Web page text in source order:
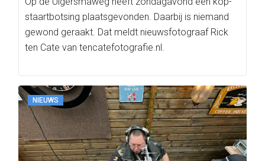
staartbotsing plaatsgevonden. Daarbij is niemand
gewond geraakt. Dat meldt nieuwsfotograaf Rick
ten Cate van tencatefotografie.nl.
NIEUWS